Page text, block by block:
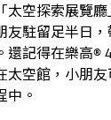
太空探索展覽
友駐留足半日
還記得在樂高®
太空館，小朋
中。